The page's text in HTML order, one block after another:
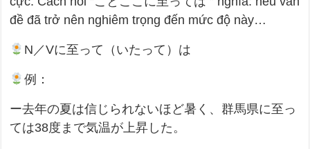
đề đã trở nên nghiêm trọng đến mức độ này…
N／Vに至って（いたって）は
例：
ー去年の夏は信じられないほど暑く、群馬県に至っ
ては38度まで気温が上昇した。